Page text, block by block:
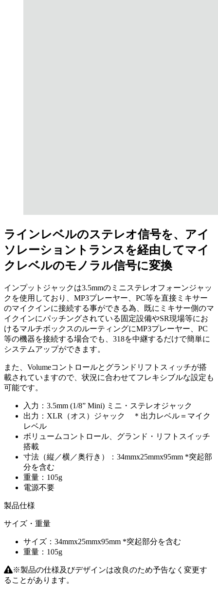
ラインレベルのステレオ信号を、アイ
ソレーショントランスを経由してマイ
クレベルのモノラル信号に変換
インプットジャックは3.5mmのミニステレオフォーンジャッ
クを使用しており、MP3プレーヤー、PC等を直接ミキサー
のマイクインに接続する事ができる為、既にミキサー側のマ
イクインにパッチングされている固定設備やSR現場等にお
けるマルチボックスのルーティングにMP3プレーヤー、PC
等の機器を接続する場合でも、318を中継するだけで簡単に
システムアップができます。
また、Volumeコントロールとグランドリフトスィッチが搭
載されていますので、状況に合わせてフレキシブルな設定も
可能です。
入力：3.5mm (1/8” Mini) ミニ・ステレオジャック
出力：XLR（オス）ジャック ＊出力レベル＝マイク
レベル
ボリュームコントロール、グランド・リフトスイッチ
搭載
寸法（縦／横／奥行き）：34mmx25mmx95mm *突起部
分を含む
重量：105g
電源不要
製品仕様
サイズ・重量
サイズ：34mmx25mmx95mm *突起部分を含む
重量：105g
※製品の仕様及びデザインは改良のため予告なく変更す
ることがあります。